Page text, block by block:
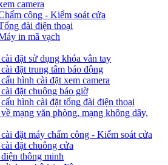
camera
công - Kiểm soát cửa
đài điện thoại
in mã vạch
đặt sử dụng khóa vân tay
đặt trung tâm báo động
hình cài đặt xem camera
đặt chuông báo giờ
hình cài đặt tổng đài điện thoại
mạng văn phòng, mạng không dây,
đặt máy chấm công - Kiểm soát cửa
đặt chuông cửa
thông minh